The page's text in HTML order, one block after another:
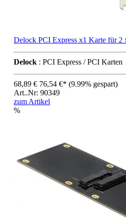
Delock PCI Express x1 Karte für
Delock : PCI Express / PCI Karten
68,89 € 76,54 €* (9.99% gespart)
Art..Nr: 90349
zum Artikel
%